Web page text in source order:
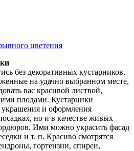
цветения
без декоративных кустарников.
на удачно выбранном месте,
вас красивой листвой,
плодами. Кустарники
украшения и оформления
но и в качестве живых
Ими можно украсить фасад
и т. п. Красиво смотрятся
гортензии, спиреи,